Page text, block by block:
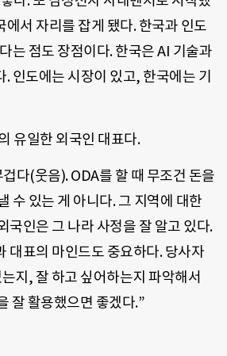
에서 자리를 잡게 됐다. 한국과 인도
는 점도 장점이다. 한국은 AI 기술과
인도에는 시장이 있고, 한국에는 기
유일한 외국인 대표다.
다(웃음). ODA를 할 때 무조건 돈을
수 있는 게 아니다. 그 지역에 대한
국인은 그 나라 사정을 잘 알고 있다.
대표의 마인드도 중요하다. 당사자
지, 잘 하고 싶어하는지 파악해서
잘 활용했으면 좋겠다.”